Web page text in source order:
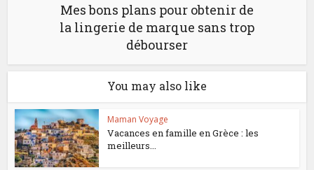
Mes bons plans pour obtenir de
la lingerie de marque sans trop
débourser
You may also like
Maman Voyage
Vacances en famille en Grèce : les
meilleurs...